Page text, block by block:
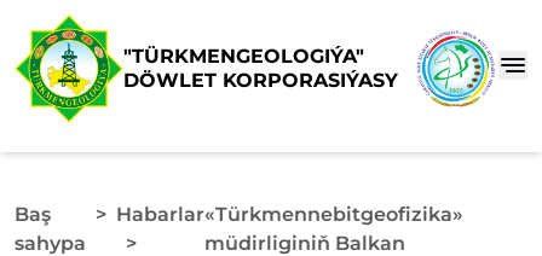
"TÜRKMENGEOLOGIÝA"
DÖWLET KORPORASIÝASY
Baş
sahypa
> Habarlar
>
«Türkmennebitgeofizika»
müdirliginiň Balkan